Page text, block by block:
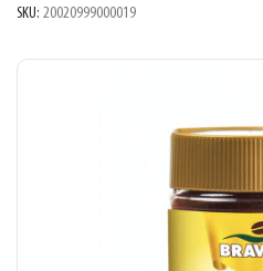
SKU: 20020999000019